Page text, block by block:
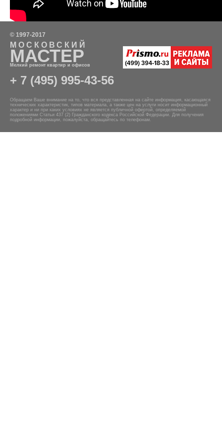
© 1997-2017
МОСКОВСКИЙ
МАСТЕР
Мелкий ремонт квартир и офисов
+ 7 (495) 995-43-56
Обращаем Ваше внимание на то, что вся представленная на сайте информация, касающаяся
технических характеристик, типов материала, а также цен на услуги носит информационный
характер и ни при каких условиях не является публичной офертой, определяемой
положениями Статьи 437 (2) Гражданского кодекса Российской Федерации. Для получения
подробной информации, пожалуйста, обращайтесь по телефонам.